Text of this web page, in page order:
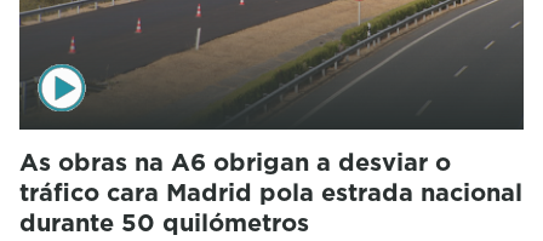
As obras na A6 obrigan a desviar o
tráfico cara Madrid pola estrada nacional
durante 50 quilómetros